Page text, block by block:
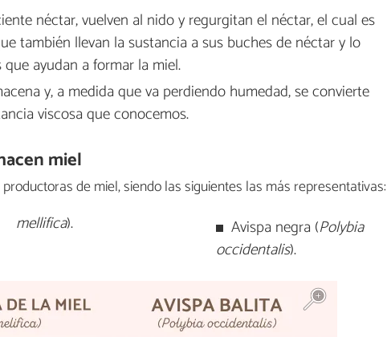
néctar, vuelven al nido y regurgitan el néctar, el cual es
también llevan la sustancia a sus buches de néctar y lo
ayudan a formar la miel.
y, a medida que va perdiendo humedad, se convierte
viscosa que conocemos.
miel
de miel, siendo las siguientes las más representativas:
mellifica). Avispa negra (Polybia
occidentalis).